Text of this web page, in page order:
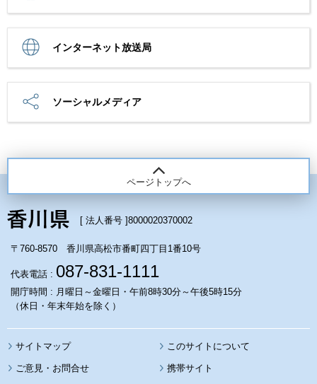
インターネット放送局
ソーシャルメディア
ページトップへ
[ 法人番号 ]8000020370002
〒760-8570 香川県高松市番町四丁目1番10号
代表電話 : 087-831-1111
開庁時間 : 月曜日～金曜日・午前8時30分～午後5時15分
（休日・年末年始を除く）
サイトマップ このサイトについて
携帯サイト